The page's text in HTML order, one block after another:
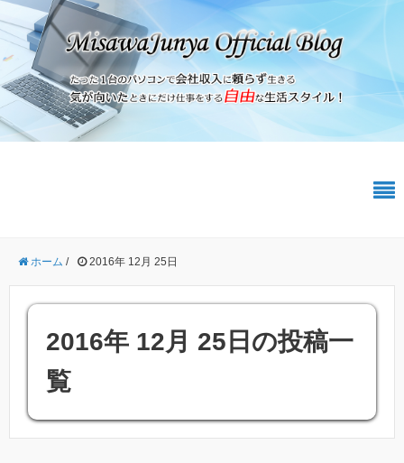
ホーム / 2016年 12月 25日
2016年 12月 25日の投稿一
覧